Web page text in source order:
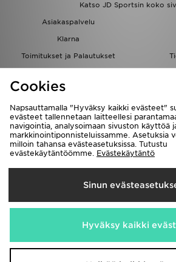
Katso JD Sportsin koko
Asiakaspalvelu
Klarna
Toimitukset ja Palautukset
Löydä myymälä
Kumppanuusohjelma
Toimitetaan
Suomi
Me hyväksymme seuraavat
Cookies
Napsauttamalla "Hyväksy kaikki evästeet"
evästeet tallennetaan laitteellesi
navigointia, analysoimaan sivuston käyttöä
markkinointiponnisteluissamme. Asetuksia
milloin tahansa evästeasetuksissa. Tutustu
evästekäytäntöömme. Evästekäytäntö
Sinun
Hyväksy kaikki